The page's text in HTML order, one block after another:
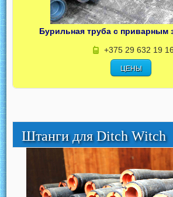
Бурильная труба с приварным
+375 29 632 19 16
ЦЕНЫ
Штанги для Ditch Witch